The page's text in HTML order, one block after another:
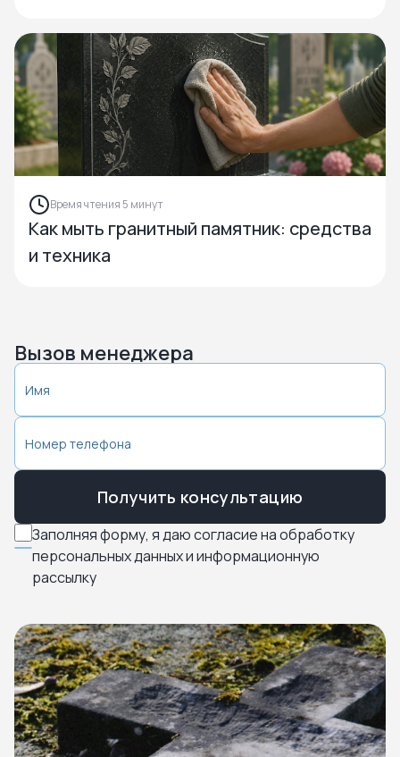
Время чтения 5 минут
Как мыть гранитный памятник: средства
и техника
Вызов менеджера
Заполняя форму, я даю согласие на обработку
персональных данных и информационную
рассылку
Получить консультацию